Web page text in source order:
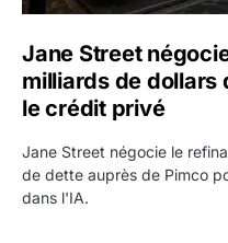
Jane Street
milliards de dollars
le crédit privé
Jane Street négocie le
de dette auprès de Pimco
dans l'IA.